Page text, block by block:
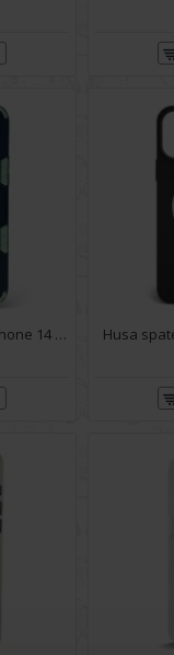
Husa spate pentru iPhone 14 Pro Max - Mantis Case Negru / Verde